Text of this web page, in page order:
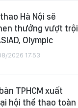
Hà Nội sẽ
thưởng vượt trội
Olympic
2026 17:53
TPHCM xuất
hội thể thao toàn